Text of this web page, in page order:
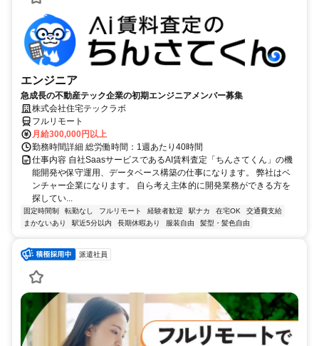
エンジニア
急成長の不動産テック企業の初期エンジニアメンバー募集
株式会社住宅テックラボ
フルリモート
月給300,000円以上
勤務時間詳細 総労働時間：1週あたり40時間
仕事内容 自社SaasサービスであるAI賃料査定「ちんさてくん」の機
能開発や保守運用、データベース構築の仕事になります。 弊社はベ
ンチャー企業になります。 自ら考え主体的に開発業務ができる方を
探してい...
固定時間制 転勤なし フルリモート 経験者歓迎 駅ナカ 在宅OK
交通費支給
まかないあり
駅近5分以内 長期休暇あり 服装自由 髪型・髪色自由
派遣社員